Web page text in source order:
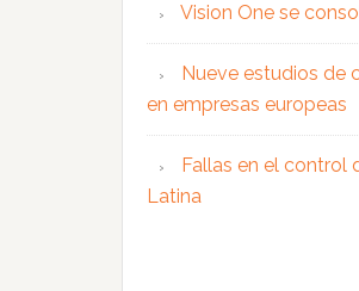
Vision One se
Nueve estudios de
en empresas europeas
Fallas en el control
Latina